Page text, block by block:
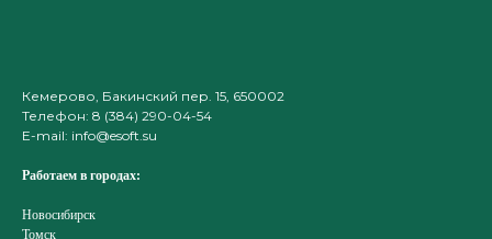
Кемерово, Бакинский пер. 15, 650002
Телефон: 8 (384) 290-04-54
E-mail: info@esoft.su
Работаем в городах:
Новосибирск
Томск